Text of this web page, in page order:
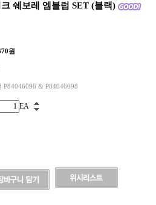
쉐보레 엠블럼 SET (블랙)
원
P84046096 & P84046098
EA